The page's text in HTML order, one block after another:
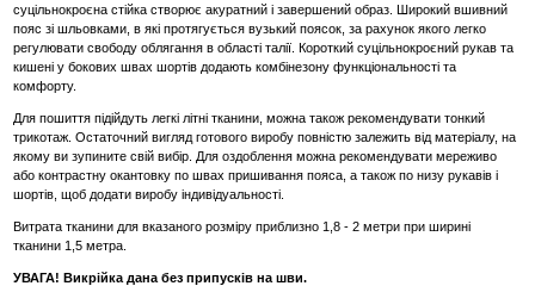
суцільнокроєна стійка створює акуратний і завершений образ. Широкий вшивний
пояс зі шльовками, в які протягується вузький поясок, за рахунок якого легко
регулювати свободу облягання в області талії. Короткий суцільнокроєний рукав та
кишені у бокових швах шортів додають комбінезону функціональності та
комфорту.
Для пошиття підійдуть легкі літні тканини, можна також рекомендувати тонкий
трикотаж. Остаточний вигляд готового виробу повністю залежить від матеріалу, на
якому ви зупините свій вибір. Для оздоблення можна рекомендувати мереживо
або контрастну окантовку по швах пришивання пояса, а також по низу рукавів і
шортів, щоб додати виробу індивідуальності.
Витрата тканини для вказаного розміру приблизно 1,8 - 2 метри при ширині
тканини 1,5 метра.
УВАГА! Викрійка дана без припусків на шви.